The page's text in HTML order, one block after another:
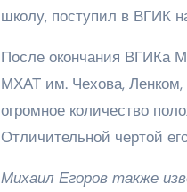
школу, поступил в ВГИК
После окончания ВГИКа
МХАТ им. Чехова, Ленком,
огромное количество
Отличительной чертой
Михаил Егоров также